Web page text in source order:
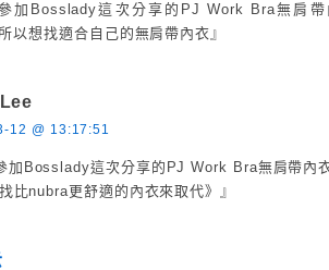
參加Bosslady這次分享的PJ Work Bra無肩
以想找適合自己的無肩帶內衣』
12 @ 13:17:51
加Bosslady這次分享的PJ Work Bra無肩帶內
比nubra更舒適的內衣來取代》』